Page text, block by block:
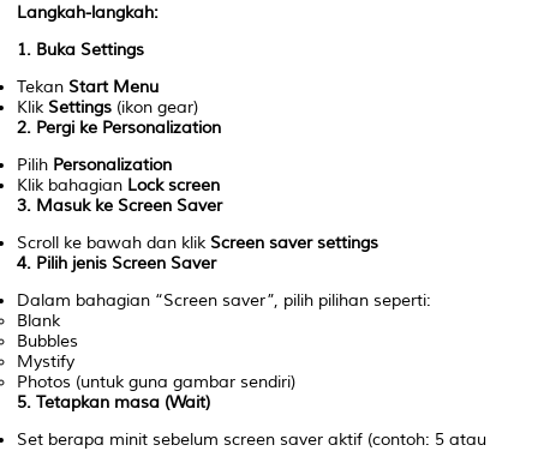
Langkah-langkah:
1. Buka Settings
Tekan Start Menu
Klik Settings (ikon gear)
2. Pergi ke Personalization
Pilih Personalization
Klik bahagian Lock screen
3. Masuk ke Screen Saver
Scroll ke bawah dan klik Screen saver settings
4. Pilih jenis Screen Saver
Dalam bahagian “Screen saver”, pilih pilihan seperti:
Blank
Bubbles
Mystify
Photos (untuk guna gambar sendiri)
5. Tetapkan masa (Wait)
Set berapa minit sebelum screen saver aktif (contoh: 5 atau